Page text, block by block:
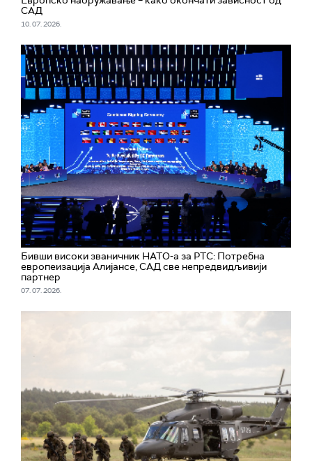
САД
10. 07. 2026.
Бивши високи званичник НАТО-а за РТС: Потребна
европеизација Алијансе, САД све непредвидљивији
партнер
07. 07. 2026.